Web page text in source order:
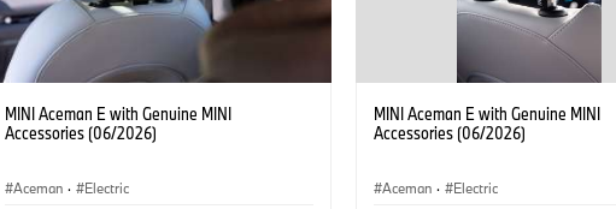
MINI Aceman E with Genuine MINI
Accessories (06/2026)
Aceman · Electric
MINI Aceman E with Genuine MINI
Accessories (06/2026)
Aceman · Electric